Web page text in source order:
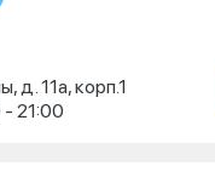
д. 11а, корп.1
21:00